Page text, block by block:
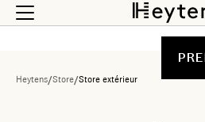
Heytens/Store/Store extérieur